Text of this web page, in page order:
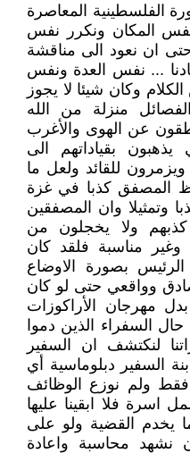
الفلسطينية المعاصرة
نفس المكان ونكرر نفس
ان نعود الى مناقشة
... نفس العدة ونفس
وكان شيئا لا يجوز
منزلة من الله
عن الهوى والأغرب
يذهبون بقياداتهم الى
للقائد ولعل ما
المصفق كذبا في غزة
وتمثيلا وان المصفقين
ولا يخجلون من
مناسبة فلقد كان
بصورة الاوضاع
وواقعي حتى لو كان
مهرجان الأراكوزات
حال السفراء الذين دموا
لنكتشف ان السفير
السفير دبلوماسية أي
فقط ولم نوزع الوظائف
اسرة فلا ابقينا عليها
يخدم القضية ولو على
محاسبة واعادة